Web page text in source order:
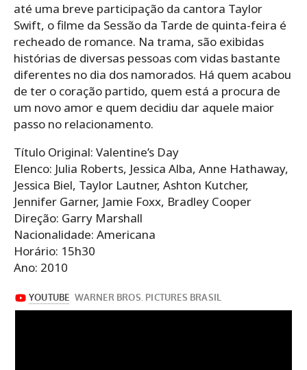
até uma breve participação da cantora Taylor
Swift, o filme da Sessão da Tarde de quinta-feira é
recheado de romance. Na trama, são exibidas
histórias de diversas pessoas com vidas bastante
diferentes no dia dos namorados. Há quem acabou
de ter o coração partido, quem está a procura de
um novo amor e quem decidiu dar aquele maior
passo no relacionamento.
Título Original: Valentine’s Day
Elenco: Julia Roberts, Jessica Alba, Anne Hathaway,
Jessica Biel, Taylor Lautner, Ashton Kutcher,
Jennifer Garner, Jamie Foxx, Bradley Cooper
Direção: Garry Marshall
Nacionalidade: Americana
Horário: 15h30
Ano: 2010